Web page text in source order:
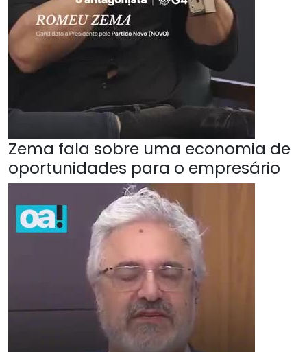
Zema fala sobre uma economia de
oportunidades para o empresário